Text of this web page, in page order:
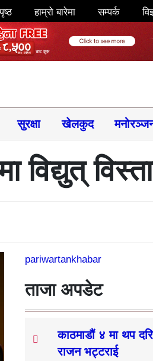
हाम्रो बारेमा सम्पर्क
सुरक्षा खेलकुद
विद्युत्
pariwartankhabar
ताजा अपडेट
काठमाडौं ४ मा थप
राजन भट्टराई